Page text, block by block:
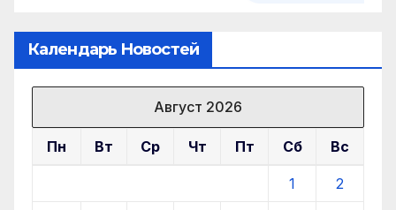
Календарь Новостей
Август 2026
Пн Вт Ср Чт Пт Сб Вс
1 2